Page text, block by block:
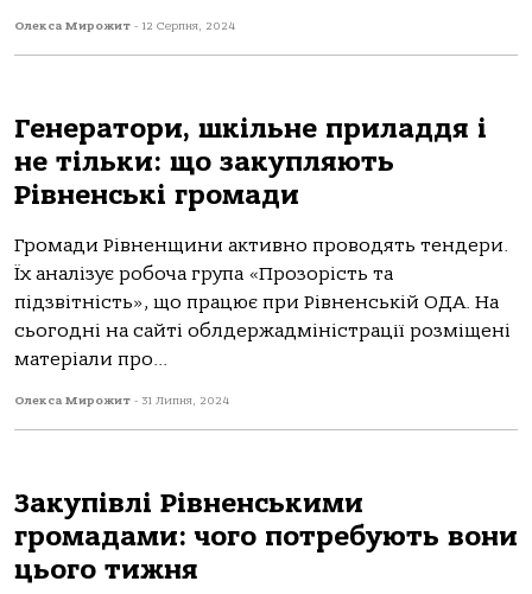
Олекса Мирожит - 12 Серпня, 2024
Генератори, шкільне приладдя і
не тільки: що закупляють
Рівненські громади
Громади Рівненщини активно проводять тендери.
Їх аналізує робоча група «Прозорість та
підзвітність», що працює при Рівненській ОДА. На
сьогодні на сайті облдержадміністрації розміщені
матеріали про...
Олекса Мирожит - 31 Липня, 2024
Закупівлі Рівненськими
громадами: чого потребують вони
цього тижня